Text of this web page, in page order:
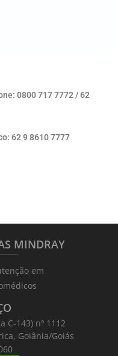
0800 717 7772 / 62
62 9 8610 7777
MINDRAY
em
C-143) nº 1112
Goiânia/Goiás